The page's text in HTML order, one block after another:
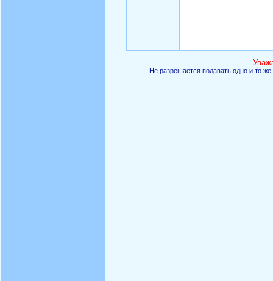
Не разрешается подавать одно и то